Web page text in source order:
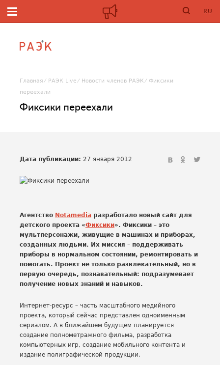
RU
Главная РАЭК Live Новости членов РАЭК
Фиксики
переехали
Фиксики переехали
Дата публикации: 27 января 2012
Агентство Notamedia разработало новый сайт для
детского проекта «Фиксики». Фиксики – это
мультперсонажи, живущие в машинах и приборах,
созданных людьми. Их миссия – поддерживать
приборы в нормальном состоянии, ремонтировать и
помогать. Проект не только развлекательный, но в
первую очередь, познавательный: подразумевает
получение новых знаний и навыков.
Интернет-ресурс – часть масштабного медийного
проекта, который сейчас представлен одноименным
сериалом. А в ближайшем будущем планируется
создание полнометражного фильма, разработка
компьютерных игр, создание мобильного контента и
издание полиграфической продукции.